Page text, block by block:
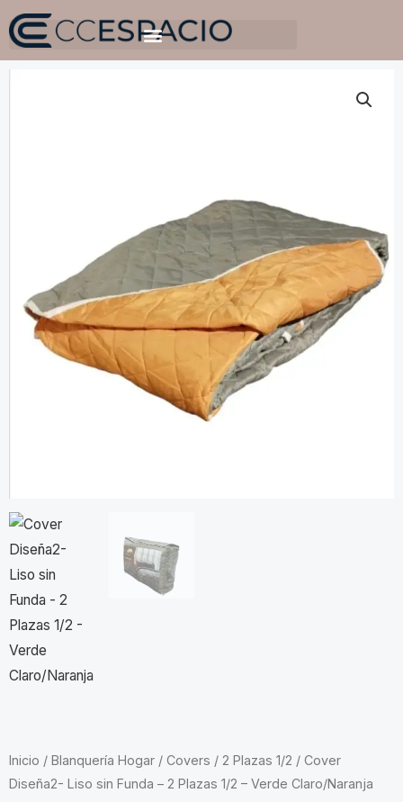
Inicio / Blanquería Hogar / Covers / 2 Plazas 1/2 / Cover
Diseña2- Liso sin Funda – 2 Plazas 1/2 – Verde Claro/Naranja